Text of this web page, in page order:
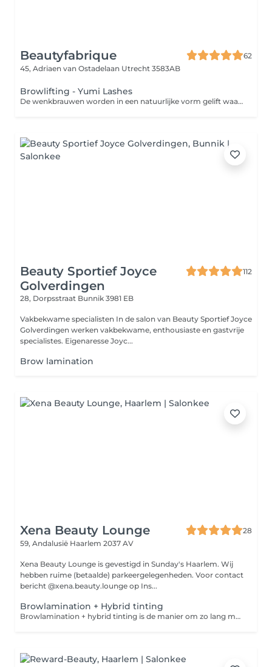
Beautyfabrique
62
45, Adriaen van Ostadelaan Utrecht 3583AB
Browlifting - Yumi Lashes
De wenkbrauwen worden in een natuurlijke vorm gelift waardoor de wenkbrauwen optische vollere en langer lijken.
Beauty Sportief Joyce
Golverdingen
112
28, Dorpsstraat Bunnik 3981 EB
Vakbekwame specialisten In de salon van Beauty Sportief Joyce
Golverdingen werken vakbekwame, enthousiaste en gastvrije
specialistes. Eigenaresse Joyc...
Brow lamination
Xena Beauty Lounge
28
59, Andalusië Haarlem 2037 AV
Xena Beauty Lounge is gevestigd in Sunday's Haarlem. Wij
hebben ruime (betaalde) parkeergelegenheden. Voor contact
bericht @xena.beauty.lounge op Ins...
Browlamination + Hybrid tinting
Browlamination + hybrid tinting is de manier om zo lang mogelijk van jouw mooie wenkbrauwen te genieten. De wenkbrauw haren worden semi permanent gelift en hydrid tinting zorgt ervoor dat de kleur 10 dagen op de huid en maar liefst 4/6 weken op de wenkbrauw haren blijft zitten!